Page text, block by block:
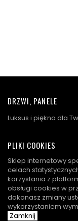
DRZWI, PANELE
Luksus i piękno dla
PLIKI COOKIES
Sklep internetowy
celach
korzystania z
obsługi cookies w
dokonasz zmiany
wykorzystaniem
Zamknij